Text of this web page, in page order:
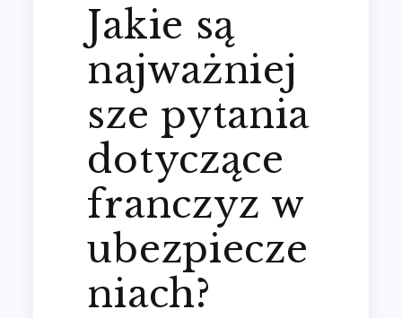
Jakie są
najważniej
sze pytania
dotyczące
franczyz w
ubezpiecze
niach?